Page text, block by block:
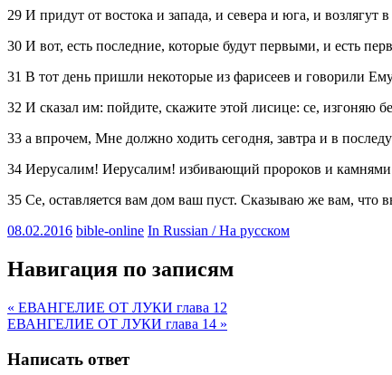
29 И придут от востока и запада, и севера и юга, и возлягут
30 И вот, есть последние, которые будут первыми, и есть
31 В тот день пришли некоторые из фарисеев и говорили
32 И сказал им: пойдите, скажите этой лисице: се, изгоняю
33 а впрочем, Мне должно ходить сегодня, завтра и в
34 Иерусалим! Иерусалим! избивающий пророков и камнями
35 Се, оставляется вам дом ваш пуст. Сказываю же вам, что
08.02.2016 bible-online In Russian / На русском
Навигация по записям
« ЕВАНГЕЛИЕ ОТ ЛУКИ глава 12
ЕВАНГЕЛИЕ ОТ ЛУКИ глава 14 »
Написать ответ